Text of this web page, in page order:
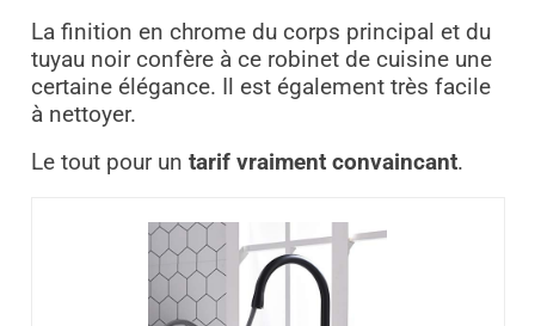
La finition en chrome du corps principal et du
tuyau noir confère à ce robinet de cuisine une
certaine élégance. Il est également très facile
à nettoyer.
Le tout pour un tarif vraiment convaincant.